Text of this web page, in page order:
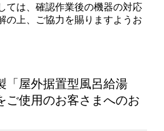
ては、確認作業後の機器の対応
の上、ご協力を賜りますようお
「屋外据置型風呂給湯
ご使用のお客さまへのお